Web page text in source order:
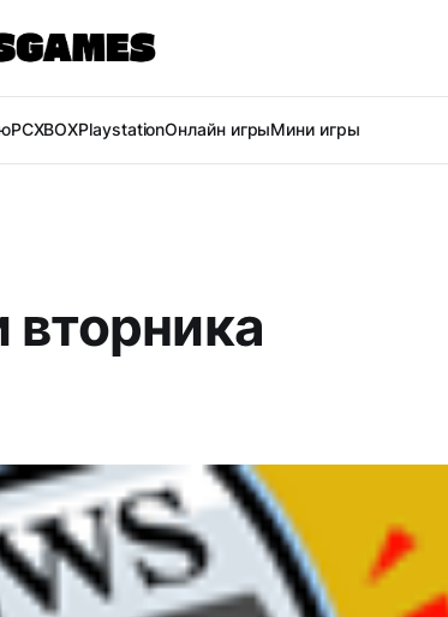
PCXBOXPlaystationОнлайн игрыМини игры
вторника